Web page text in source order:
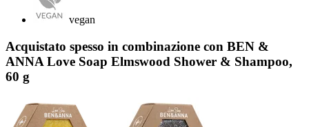
vegan
Acquistato spesso in combinazione con BEN &
ANNA Love Soap Elmswood Shower & Shampoo,
60 g